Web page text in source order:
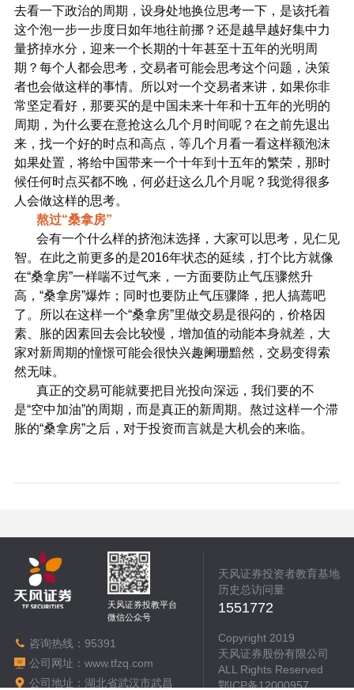
去看一下政治的周期，设身处地换位思考一下，是该托着
这个泡一步一步度日如年地往前挪？还是越早越好集中力
量挤掉水分，迎来一个长期的十年甚至十五年的光明周
期？每个人都会思考，交易者可能会思考这个问题，决策
者也会做这样的事情。所以对一个交易者来讲，如果你非
常坚定看好，那要买的是中国未来十年和十五年的光明的
周期，为什么要在意抢这么几个月时间呢？在之前先退出
来，找一个好的时点和高点，等几个月看一看这样额泡沫
如果处置，将给中国带来一个十年到十五年的繁荣，那时
候任何时点买都不晚，何必赶这么几个月呢？我觉得很多
人会做这样的思考。
熬过“桑拿房”
会有一个什么样的挤泡沫选择，大家可以思考，见仁见
智。在此之前更多的是2016年状态的延续，打个比方就像
在“桑拿房”一样喘不过气来，一方面要防止气压骤然升
高，“桑拿房”爆炸；同时也要防止气压骤降，把人搞蔫吧
了。所以在这样一个“桑拿房”里做交易是很闷的，价格因
素、胀的因素回去会比较慢，增加值的动能本身就差，大
家对新周期的憧憬可能会很快兴趣阑珊黯然，交易变得索
然无味。
真正的交易可能就要把目光投向深远，我们要的不
是“空中加油”的周期，而是真正的新周期。熬过这样一个滞
胀的“桑拿房”之后，对于投资而言就是大机会的来临。
天风证券投教平台
微信公众号
咨询热线： 95391
公司网址： www.tfzq.com
公司地址：湖北省武汉市武昌
天风证券投资者教育基地
历史总访问量
1551772
Copyright 2019
天风证券股份有限公司
ALL Rights Reserved
鄂ICP备12000957